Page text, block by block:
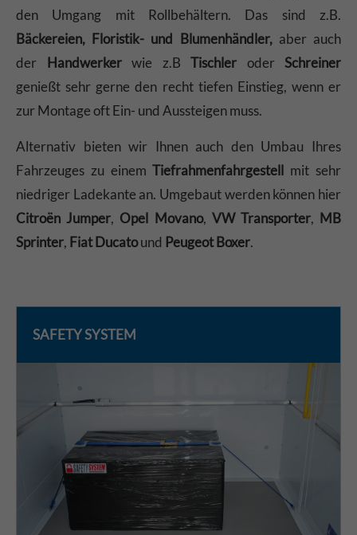
den Umgang mit Rollbehältern. Das sind z.B.
Bäckereien, Floristik- und Blumenhändler, aber auch
der
Handwerkerwie z.B Tischler oder Schreiner
genießt sehr gerne den recht tiefen Einstieg, wenn er
zur Montage oft Ein- und Aussteigen muss.
Alternativ bieten wir Ihnen auch den Umbau Ihres
Fahrzeuges zu einemTiefrahmenfahrgestell mit sehr
niedriger Ladekante an. Umgebaut werden können hier
Citroën Jumper, Opel Movano, VW Transporter, MB
Sprinter, Fiat Ducatound Peugeot Boxer.
SAFETY SYSTEM